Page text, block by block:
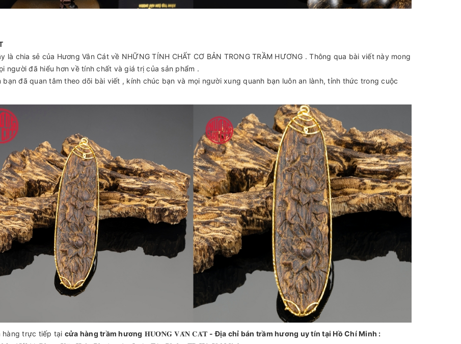
là chia sẻ của Hương Vân Cát về NHỮNG TÍNH CHẤT CƠ BẢN TRONG TRẦM HƯƠNG . Thông qua bài viết này mong
người đã hiểu hơn về tính chất và giá trị của sản phẩm .
bạn đã quan tâm theo dõi bài viết , kính chúc bạn và mọi người xung quanh bạn luôn an lành, tỉnh thức trong cuộc
hàng trực tiếp tại cửa hàng trầm hương 𝐇𝐔̛𝐎̛𝐍𝐆 𝐕𝐀̂𝐍 𝐂𝐀́𝐓 - Địa chỉ bán trầm hương uy tín tại Hồ Chí Minh :